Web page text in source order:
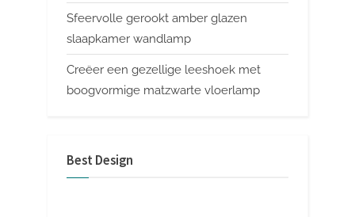
Sfeervolle gerookt amber glazen
slaapkamer wandlamp
Creëer een gezellige leeshoek met
boogvormige matzwarte vloerlamp
Best Design